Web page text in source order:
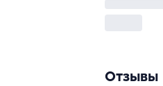
Отзывы